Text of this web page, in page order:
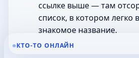
ссылке выше — там
список, в котором легко
знакомое название.
КТО-ТО ОНЛАЙН